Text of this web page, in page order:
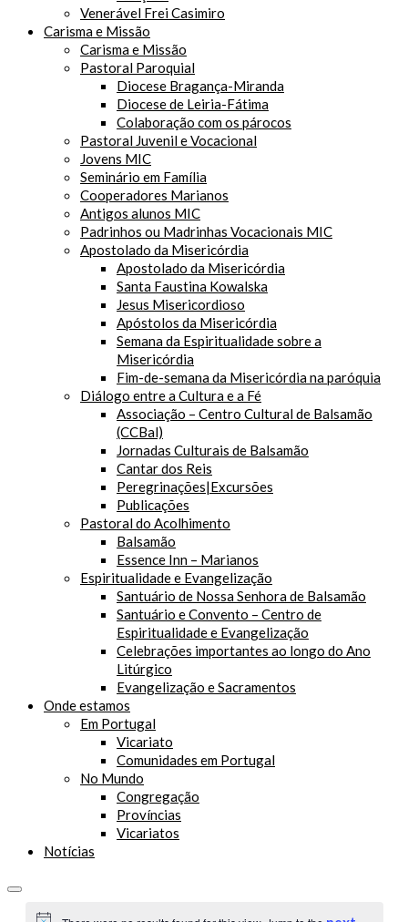
Venerável Frei Casimiro
Carisma e Missão
Carisma e Missão
Pastoral Paroquial
Diocese Bragança-Miranda
Diocese de Leiria-Fátima
Colaboração com os párocos
Pastoral Juvenil e Vocacional
Jovens MIC
Seminário em Família
Cooperadores Marianos
Antigos alunos MIC
Padrinhos ou Madrinhas Vocacionais MIC
Apostolado da Misericórdia
Apostolado da Misericórdia
Santa Faustina Kowalska
Jesus Misericordioso
Apóstolos da Misericórdia
Semana da Espiritualidade sobre a
Misericórdia
Fim-de-semana da Misericórdia na paróquia
Diálogo entre a Cultura e a Fé
Associação – Centro Cultural de Balsamão
(CCBal)
Jornadas Culturais de Balsamão
Cantar dos Reis
Peregrinações|Excursões
Publicações
Pastoral do Acolhimento
Balsamão
Essence Inn – Marianos
Espiritualidade e Evangelização
Santuário de Nossa Senhora de Balsamão
Santuário e Convento – Centro de
Espiritualidade e Evangelização
Celebrações importantes ao longo do Ano
Litúrgico
Evangelização e Sacramentos
Onde estamos
Em Portugal
Vicariato
Comunidades em Portugal
No Mundo
Congregação
Províncias
Vicariatos
Notícias